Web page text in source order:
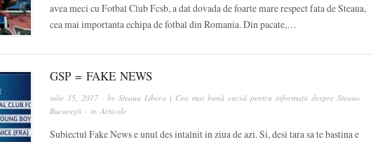
avea meci cu Fotbal Club Fcsb, a dat dovada de foarte mare respect fata de Steaua,
cea mai importanta echipa de fotbal din Romania. Din pacate,…
GSP = FAKE NEWS
iulie 15, 2017 · by Steaua Libera | Cea mai bună sursă pentru informații despre Steaua
București · in Articole
Subiectul Fake News e unul des intalnit in ziua de azi. Si, desi tara sa te bastina e